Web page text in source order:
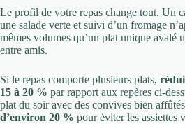
Le profil de votre repas change tout. Un
une salade verte et suivi d’un fromage
mêmes volumes qu’un plat unique avalé
entre amis.
Si le repas comporte plusieurs plats,
15 à 20 % par rapport aux repères ci-
plat du soir avec des convives bien
d’environ 20 % pour éviter les assiettes